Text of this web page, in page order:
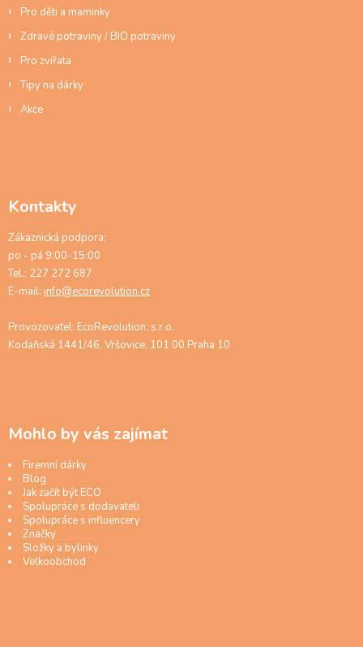
Pro děti a maminky
Zdravé potraviny / BIO potraviny
Pro zvířata
Tipy na dárky
Akce
Kontakty
Zákaznická podpora:
po - pá 9:00-15:00
Tel.: 227 272 687
E-mail: info@ecorevolution.cz
Provozovatel: EcoRevolution, s.r.o.
Kodaňská 1441/46, Vršovice, 101 00 Praha 10
Mohlo by vás zajímat
Firemní dárky
Blog
Jak začít být ECO
Spolupráce s dodavateli
Spolupráce s influencery
Značky
Složky a bylinky
Velkoobchod